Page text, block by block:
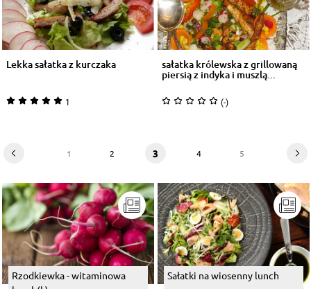
Lekka sałatka z kurczaka
1
sałatka królewska z grillowaną
piersią z indyka i muszlą...
(-)
1 2 3 4 5
Rzodkiewka - witaminowa
Sałatki na wiosenny lunch